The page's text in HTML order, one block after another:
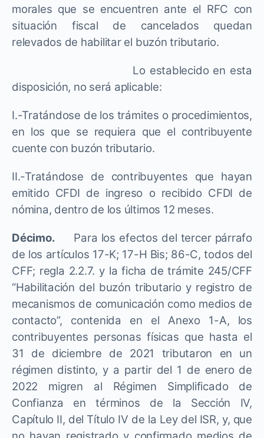
morales que se encuentren ante el RFC con
situación fiscal de cancelados quedan
relevados de habilitar el buzón tributario.
Lo establecido en esta
disposición, no será aplicable:
I.-Tratándose de los trámites o procedimientos,
en los que se requiera que el contribuyente
cuente con buzón tributario.
II.-Tratándose de contribuyentes que hayan
emitido CFDI de ingreso o recibido CFDI de
nómina, dentro de los últimos 12 meses.
Décimo. Para los efectos del tercer párrafo
de los artículos 17-K; 17-H Bis; 86-C, todos del
CFF; regla 2.2.7. y la ficha de trámite 245/CFF
“Habilitación del buzón tributario y registro de
mecanismos de comunicación como medios de
contacto”, contenida en el Anexo 1-A, los
contribuyentes personas físicas que hasta el
31 de diciembre de 2021 tributaron en un
régimen distinto, y a partir del 1 de enero de
2022 migren al Régimen Simplificado de
Confianza en términos de la Sección IV,
Capítulo II, del Título IV de la Ley del ISR, y, que